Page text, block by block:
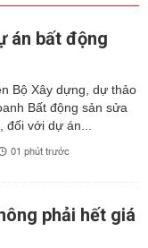
án bất động
Bộ Xây dựng, dự thảo
Bất động sản sửa
đối với dự án...
01 phút trước
phải hết giá